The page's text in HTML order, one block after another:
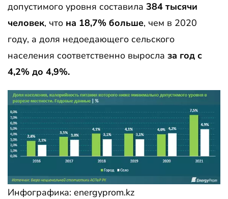
допустимого уровня составила 384 тысячи
человек, что на 18,7% больше, чем в 2020
году, а доля недоедающего сельского
населения соответственно выросла за год с
4,2% до 4,9%.
Инфографика: energyprom.kz